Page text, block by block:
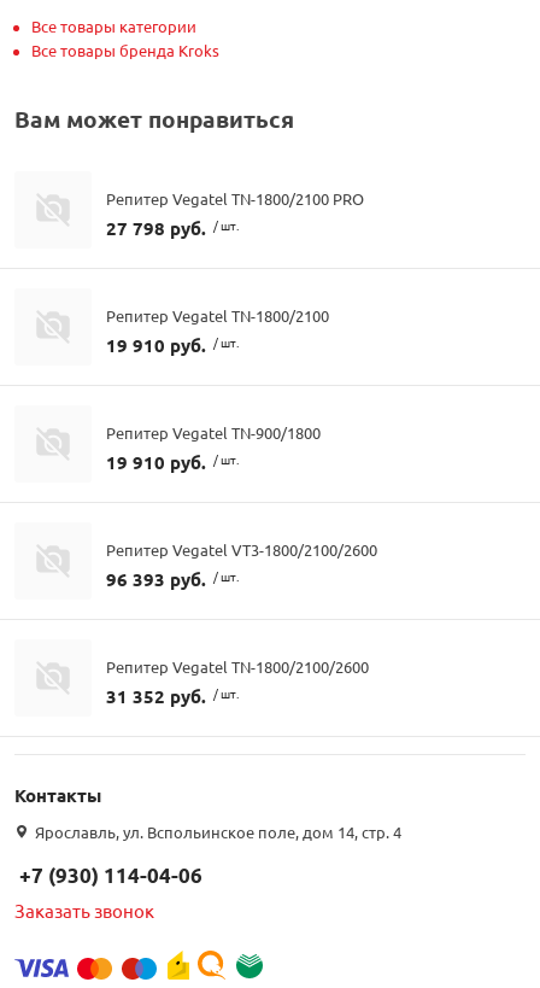
Все товары категории
Все товары бренда Kroks
Вам может понравиться
Репитер Vegatel TN-1800/2100 PRO
27 798 руб. / шт.
Репитер Vegatel TN-1800/2100
19 910 руб. / шт.
Репитер Vegatel TN-900/1800
19 910 руб. / шт.
Репитер Vegatel VT3-1800/2100/2600
96 393 руб. / шт.
Репитер Vegatel TN-1800/2100/2600
31 352 руб. / шт.
Контакты
Ярославль, ул. Вспольинское поле, дом 14, стр. 4
+7 (930) 114-04-06
Заказать звонок